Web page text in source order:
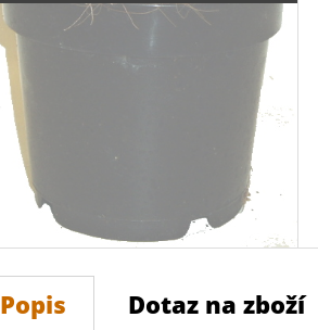
Popis Dotaz na zboží